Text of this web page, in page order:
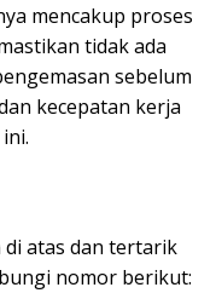
mencakup proses
tidak ada
sebelum
kecepatan kerja
atas dan tertarik
nomor berikut: